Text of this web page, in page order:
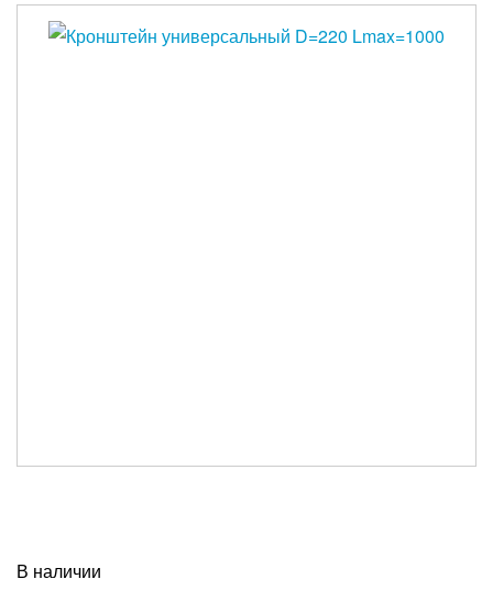
В наличии